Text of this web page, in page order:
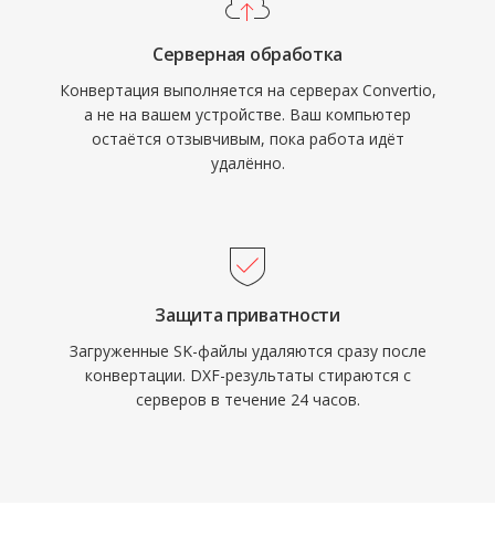
Серверная обработка
Конвертация выполняется на серверах Convertio,
а не на вашем устройстве. Ваш компьютер
остаётся отзывчивым, пока работа идёт
удалённо.
Защита приватности
Загруженные SK-файлы удаляются сразу после
конвертации. DXF-результаты стираются с
серверов в течение 24 часов.